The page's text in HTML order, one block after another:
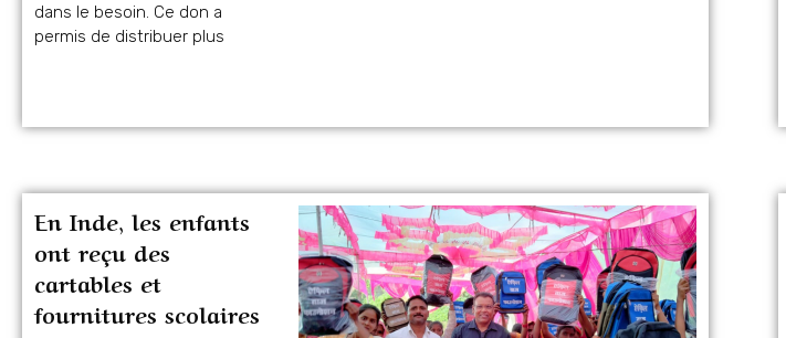
dans le besoin. Ce don a
permis de distribuer plus
En Inde, les enfants
ont reçu des
cartables et
fournitures scolaires